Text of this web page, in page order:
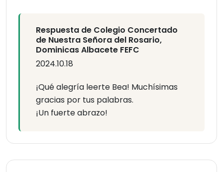
Respuesta de Colegio Concertado
de Nuestra Señora del Rosario,
Dominicas Albacete FEFC
2024.10.18
¡Qué alegría leerte Bea! Muchísimas
gracias por tus palabras.
¡Un fuerte abrazo!